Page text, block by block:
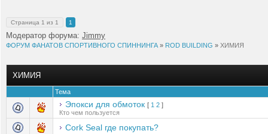
Страница 1 из 1 1
Модератор форума: Jimmy
ФОРУМ ФАНАТОВ СПОРТИВНОГО СПИННИНГА » ROD BUILDING » ХИМИЯ
ХИМИЯ
Тема
Эпокси для обмоток [ 1 2 ]
Кто чем пользуется
Cork Seal где покупать?